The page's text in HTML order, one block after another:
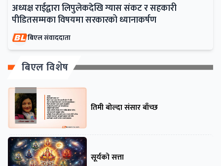
अध्यक्ष राईद्वारा लिपुलेकदेखि ग्यास संकट र सहकारी
पीडितसम्मका विषयमा सरकारको ध्यानाकर्षण
बिएल संवाददाता
बिएल विशेष
तिमी बोल्दा संसार बाँच्छ
सूर्यको सत्ता